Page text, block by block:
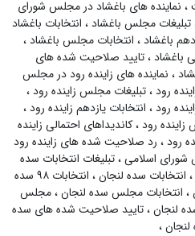
، نماینده های باغشاد در مجلس شورای
تبلیغات مجلس باغشاد، انتخابات باغشاد
باغشاد، انتخابات مجلس باغشاد،
باغشاد،تایید صلاحیت شده های
، نماینده های زاینده رود در مجلس
رود،تبلیغات مجلس زاینده رود،
، انتخابات یازدهم زاینده رود،
رود،کاندیداهای احتمالی زاینده
رود، رد صلاحیت شده های زاینده رود
شورای اسلامی،تبلیغات انتخابات سده
، انتخابات سده لنجان،
انتخابات ۹۸ سده
، انتخابات مجلس سده لنجان،مجلس
لنجان،تایید صلاحیت شده های سده
،